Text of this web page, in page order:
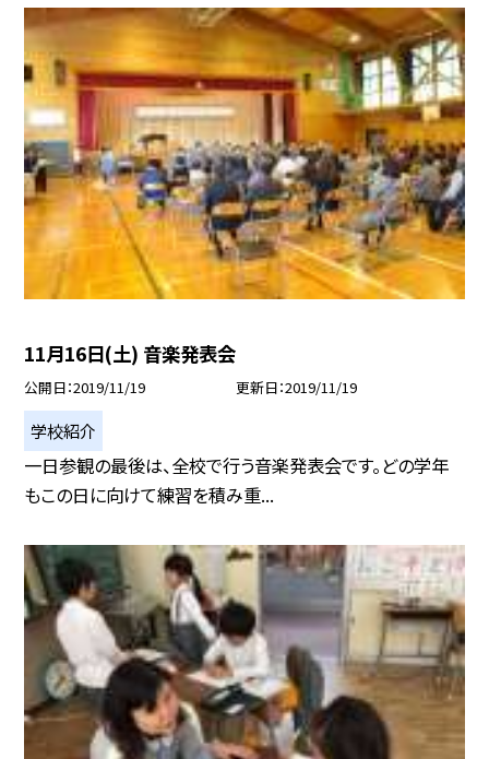
11月16日(土) 音楽発表会
公開日 2019/11/19 更新日 2019/11/19
学校紹介
一日参観の最後は、全校で行う音楽発表会です。どの学年
もこの日に向けて練習を積み重...